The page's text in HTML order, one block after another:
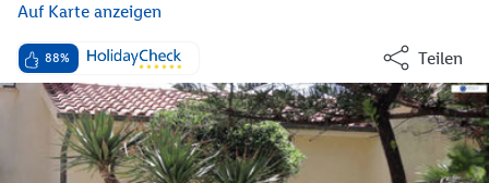
Auf Karte anzeigen
88% Teilen